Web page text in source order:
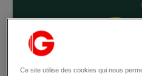
Ce site utilise des cookies qui nous